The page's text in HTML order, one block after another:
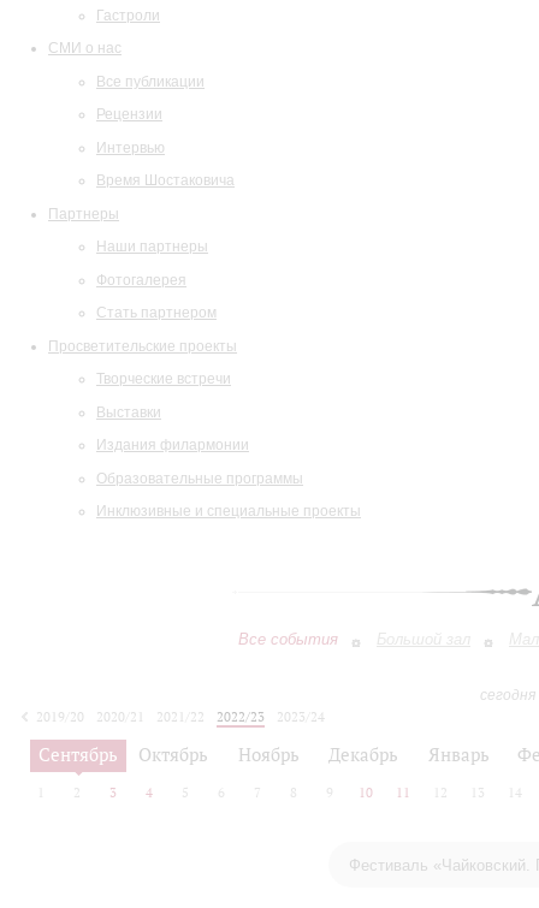
Гастроли
СМИ о нас
Все публикации
Рецензии
Интервью
Время Шостаковича
Партнеры
Наши партнеры
Фотогалерея
Стать партнером
Просветительские проекты
Творческие встречи
Выставки
Издания филармонии
Образовательные программы
Инклюзивные и специальные проекты
Все события Большой зал
2019/20
2020/21 2021/22 2022/23
2023/24
2024/25
2025/26
Сентябрь Октябрь Ноябрь Декабрь Январь
2 3 4 5 6 7 8 9 10 11 12 13 14
Фестиваль «Чайковский.